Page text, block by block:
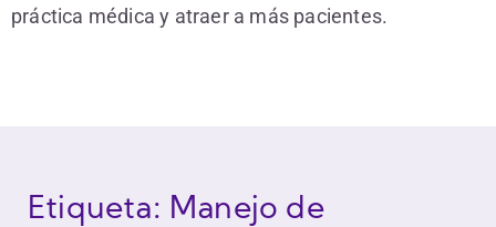
práctica médica y atraer a más pacientes.
Etiqueta: Manejo de